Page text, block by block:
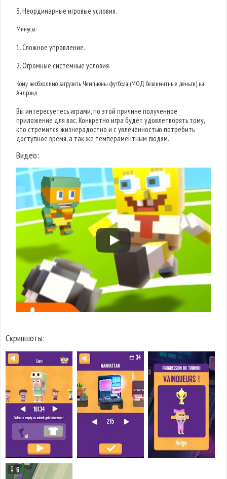
3. Неординарные игровые условия.
Минусы:
1. Сложное управление.
2. Огромные системные условия.
Кому необходимо загрузить Чемпионы футбола (МОД безлимитные деньги) на
Андроид
Вы интересуетесь играми, по этой причине полученное
приложение для вас. Конкретно игра будет удовлетворять тому,
кто стремится жизнерадостно и с увлеченностью потребить
доступное время, а так же темпераментным людям.
Видео:
Скриншоты: